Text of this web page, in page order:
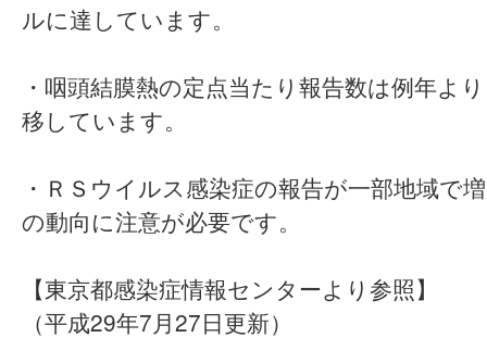
ルに達しています。
・咽頭結膜熱の定点当たり報告数は例年よ
移しています。
・ＲＳウイルス感染症の報告が一部地域で
の動向に注意が必要です。
【東京都感染症情報センターより参照】
（平成29年7月27日更新）